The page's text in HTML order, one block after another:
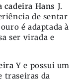
Hans J.
de sentar
é adaptada à
ser virada e
Y e possui um
traseiras da